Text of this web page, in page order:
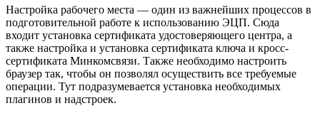
Настройка рабочего места — один из важнейших процессов в
подготовительной работе к использованию ЭЦП. Сюда
входит установка сертификата удостоверяющего центра, а
также настройка и установка сертификата ключа и кросс-
сертификата Минкомсвязи. Также необходимо настроить
браузер так, чтобы он позволял осуществить все требуемые
операции. Тут подразумевается установка необходимых
плагинов и надстроек.